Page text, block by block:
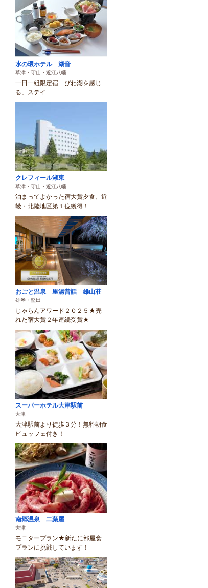
水の環ホテル 湖音
草津・守山・近江八幡
一日一組限定宿「びわ湖を感じ
る」ステイ
クレフィール湖東
草津・守山・近江八幡
泊まってよかった宿大賞夕食、近
畿・北陸地区第１位獲得！
おごと温泉 里湯昔話 雄山荘
雄琴・堅田
じゃらんアワード２０２５★売
れた宿大賞２年連続受賞★
スーパーホテル大津駅前
大津
大津駅前より徒歩３分！無料朝食
ビュッフェ付き！
南郷温泉 二葉屋
大津
モニタープラン★新たに部屋食
プランに挑戦しています！